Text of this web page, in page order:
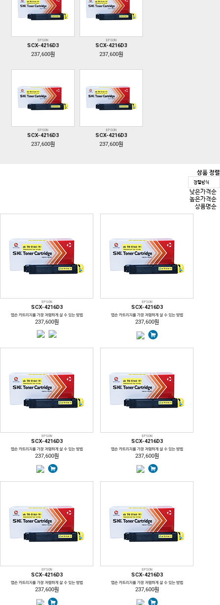
EPSON
SCX-4216D3
237,600원
EPSON
SCX-4216D3
237,600원
EPSON
SCX-4216D3
237,600원
EPSON
SCX-4216D3
237,600원
상품 정렬
정렬방식
낮은가격순
높은가격순
상품명순
EPSON
SCX-4216D3
앱손 카트리지를 가장 저렴하게 살 수 있는 방법
237,600원
EPSON
SCX-4216D3
앱손 카트리지를 가장 저렴하게 살 수 있는 방법
237,600원
EPSON
SCX-4216D3
앱손 카트리지를 가장 저렴하게 살 수 있는 방법
237,600원
EPSON
SCX-4216D3
앱손 카트리지를 가장 저렴하게 살 수 있는 방법
237,600원
EPSON
SCX-4216D3
앱손 카트리지를 가장 저렴하게 살 수 있는 방법
237,600원
EPSON
SCX-4216D3
앱손 카트리지를 가장 저렴하게 살 수 있는 방법
237,600원